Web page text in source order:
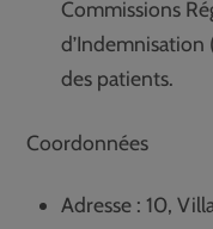
Commissions
des patients.
Coordonnées
Adresse : 10,